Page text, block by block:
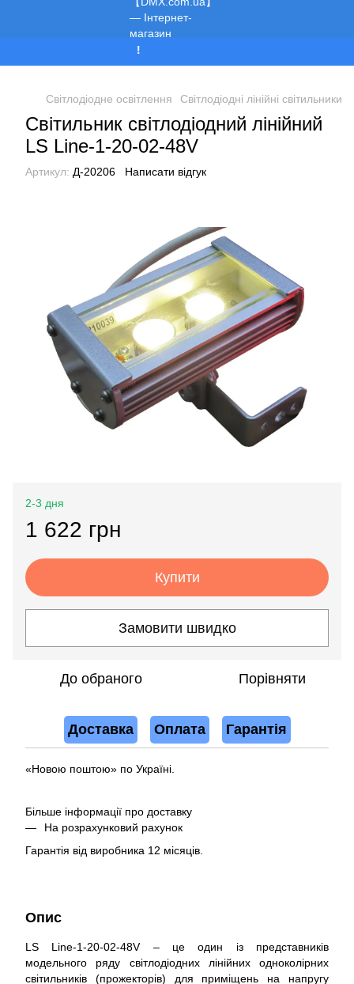
Світлодіодне освітлення Світлодіодні лінійні світильники
Світильник світлодіодний лінійний
LS Line-1-20-02-48V
Артикул: Д-20206 Написати відгук
2-3 дня
1 622 грн
Купити
Замовити швидко
До обраного Порівняти
Доставка Оплата Гарантія
«Новою поштою» по Україні.
Більше інформації про доставку
На розрахунковий рахунок
Гарантія від виробника 12 місяців.
Опис
LS Line-1-20-02-48V – це один із представників
модельного ряду світлодіодних лінійних одноколірних
світильників (прожекторів) для приміщень на напругу